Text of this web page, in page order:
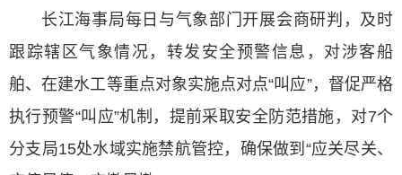
长江海事局每日与气象部门开展会商研判，及时
跟踪辖区气象情况，转发安全预警信息，对涉客船
舶、在建水工等重点对象实施点对点“叫应”，督促严格
执行预警“叫应”机制，提前采取安全防范措施，对7个
分支局15处水域实施禁航管控，确保做到“应关尽关、